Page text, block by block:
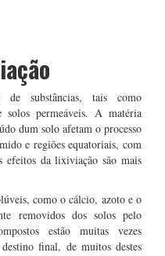
substâncias, tais como
permeáveis. A matéria
dum solo afetam o processo
e regiões equatoriais, com
efeitos da lixiviação são mais
como o cálcio, azoto e o
removidos dos solos pelo
estão muitas vezes
final, de muitos destes